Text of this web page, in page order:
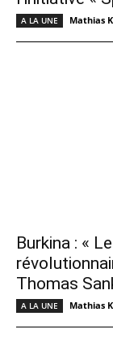
A LA UNE Mathias
Burkina : «
Thomas
A LA UNE Mathias